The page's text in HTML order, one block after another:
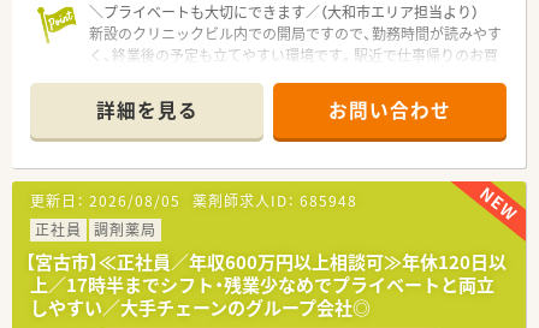
＼プライベートも大切にできます／（大和市エリア担当より）
新設のクリニックビル内での開局ですので、勤務時間が読みやす
く、終業後の予定も立てやすい環境です。駅近で仕事帰りのお買
【店舗情報と応需状況について】
■小田急江ノ島線の大和駅から徒歩5分という非常に便利な場所
に位置しており、雨の日でも通勤ストレスが少ない好立地の薬局
です。
■新しく建設されるクリニックビル内に開局するため、清潔感あ
ふれる最新の設備環境の中で気持ちよく日々の業務に取り組め
ます。
■近隣の内科および眼科クリニックからの処方箋をメインに、1
日あたり50枚から70枚程度の応需を想定した運営体制を整えま
す。
詳細を見る お問い合わせ
更新日： 2026/08/05 薬剤師求人ID： 685948
正社員
調剤薬局
【宮古市】≪正社員／年収600万円以上相談可≫年休120日以
上／17時半までシフト・残業少なめでプライベートと両立
しやすい／大手チェーンのグループ会社◎